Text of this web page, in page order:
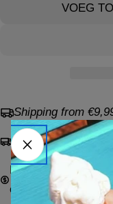
VOEG
Shipping from
Pay with cards,
on delivery
Betaal met kaart,
contant bij